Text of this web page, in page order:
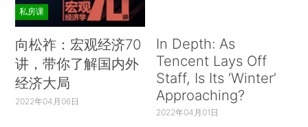
私房课
向松祚：宏观经济70
讲，带你了解国内外
经济大局
2022年04月06日
In Depth: As
Tencent Lays Off
Staff, Is Its ‘Winter’
Approaching?
2022年04月01日